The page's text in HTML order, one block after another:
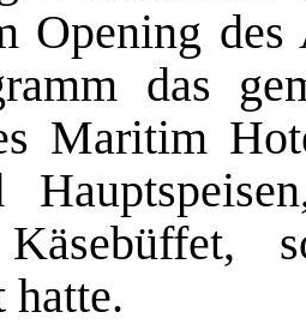
Opening
das
Maritim
hatte.